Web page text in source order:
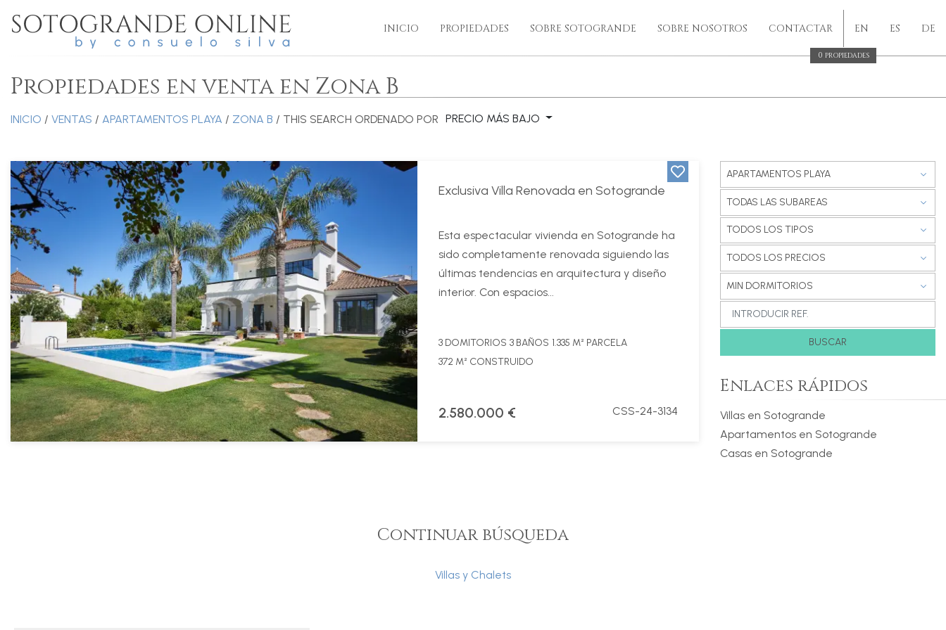
INICIO PROPIEDADES SOBRE SOTOGRANDE SOBRE NOSOTROS CONTACTAR
0 PROPIEDADES
EN ES DE
Propiedades en venta en Zona B
INICIO / VENTAS / APARTAMENTOS PLAYA / ZONA B / THIS SEARCH ORDENADO POR PRECIO MÁS BAJO
Exclusiva Villa Renovada en Sotogrande
Esta espectacular vivienda en Sotogrande ha
sido completamente renovada siguiendo las
últimas tendencias en arquitectura y diseño
interior. Con espacios...
3 DOMITORIOS 3 BAÑOS 1.335 M² PARCELA
372 M² CONSTRUIDO
2.580.000 € CSS-24-3134
APARTAMENTOS PLAYA
TODAS LAS SUBAREAS
TODOS LOS TIPOS
TODOS LOS PRECIOS
MIN DORMITORIOS
BUSCAR
Enlaces rápidos
Villas en Sotogrande
Apartamentos en Sotogrande
Casas en Sotogrande
Continuar búsqueda
Villas y Chalets